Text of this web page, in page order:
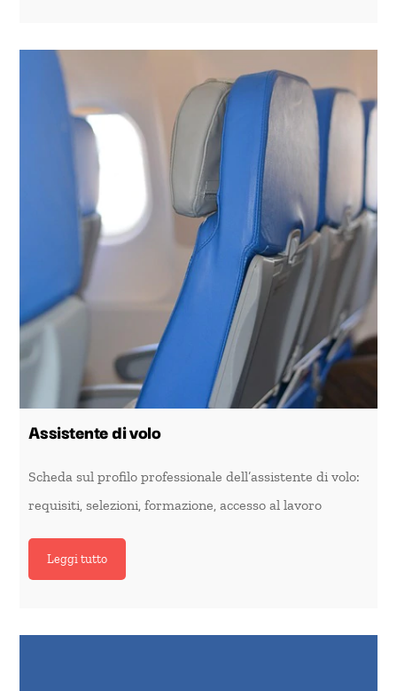
Assistente di volo
Scheda sul profilo professionale dell’assistente di volo:
requisiti, selezioni, formazione, accesso al lavoro
Leggi tutto